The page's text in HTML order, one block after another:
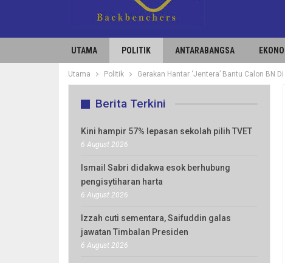
UTAMA POLITIK ANTARABANGSA
Utama Politik Gerakan Hantar ‘Jentera’ Bantu Calon BN
Berita Terkini
Kini hampir 57% lepasan sekolah pilih TVET
6 August 2026
Ismail Sabri didakwa esok berhubung
pengisytiharan harta
6 August 2026
Izzah cuti sementara, Saifuddin galas
jawatan Timbalan Presiden
6 August 2026